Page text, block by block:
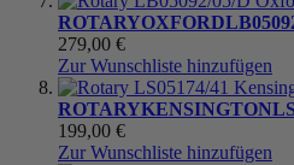
ROTARYOXFORD
279,00 €
Zur Wunschliste hinzufügen
ROTARYKENSINGTON
199,00 €
Zur Wunschliste hinzufügen